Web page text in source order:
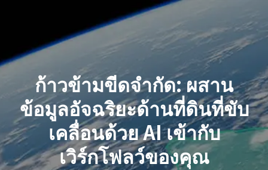
ก้าวข้ามขีดจำกัด: ผสาน
ข้อมูลอัจฉริยะด้านที่ดินที่ขับ
เคลื่อนด้วย AI เข้ากับ
เวิร์กโฟลว์ของคุณ